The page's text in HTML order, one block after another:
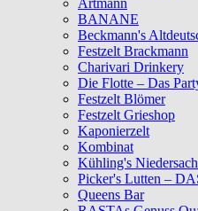
Artmann
BANANE
Beckmann's
Festzelt Brackmann
Charivari Drinkery
Die Flotte – Das
Festzelt Blömer
Festzelt Grieshop
Kaponierzelt
Kombinat
Kühling's
Picker's Lutten –
Queens Bar